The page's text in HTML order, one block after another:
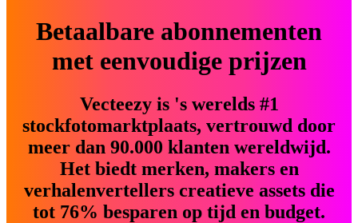
Betaalbare abonnementen
met eenvoudige prijzen
Vecteezy is 's werelds #1
stockfotomarktplaats, vertrouwd door
meer dan 90.000 klanten wereldwijd.
Het biedt merken, makers en
verhalenvertellers creatieve assets die
tot 76% besparen op tijd en budget.